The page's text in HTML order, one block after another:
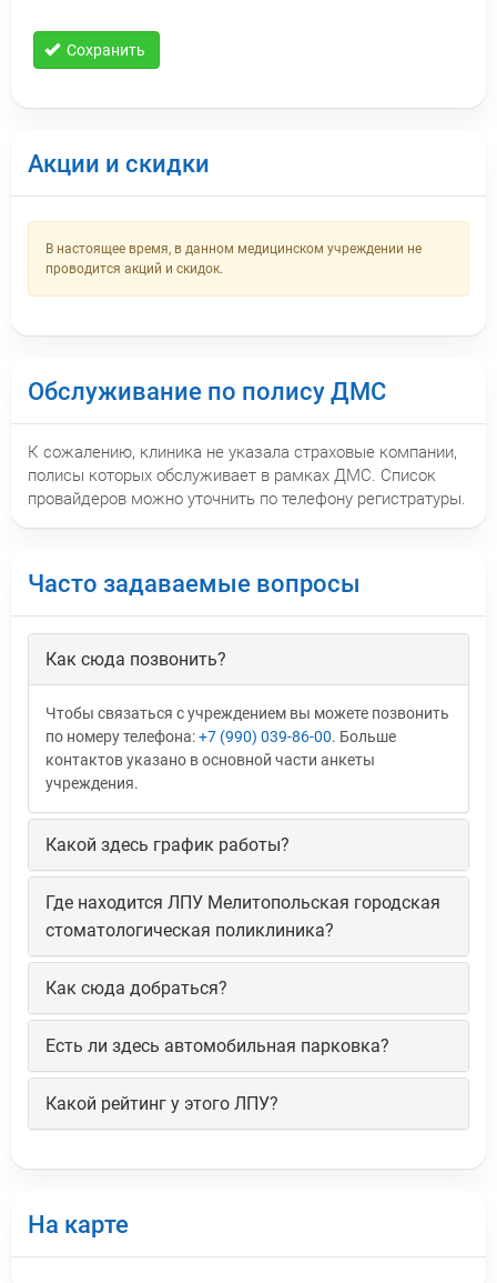
Сохранить
Акции и скидки
В настоящее время, в данном медицинском учреждении не
проводится акций и скидок.
Обслуживание по полису ДМС
К сожалению, клиника не указала страховые компании,
полисы которых обслуживает в рамках ДМС. Список
провайдеров можно уточнить по телефону регистратуры.
Часто задаваемые вопросы
Как сюда позвонить?
Чтобы связаться с учреждением вы можете позвонить
по номеру телефона:+7 (990) 039-86-00. Больше
контактов указано в основной части анкеты
учреждения.
Какой здесь график работы?
Где находится ЛПУ Мелитопольская городская
стоматологическая поликлиника?
Как сюда добраться?
Есть ли здесь автомобильная парковка?
Какой рейтинг у этого ЛПУ?
На карте